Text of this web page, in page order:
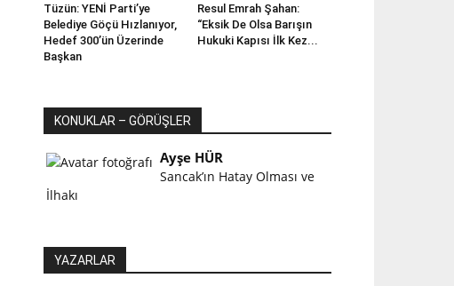
Tüzün: YENİ Parti’ye
Belediye Göçü Hızlanıyor,
Hedef 300’ün Üzerinde
Başkan
Resul Emrah Şahan:
“Eksik De Olsa Barışın
Hukuki Kapısı İlk Kez...
KONUKLAR – GÖRÜŞLER
Ayşe HÜR
Sancak’ın Hatay Olması ve
İlhakı
YAZARLAR